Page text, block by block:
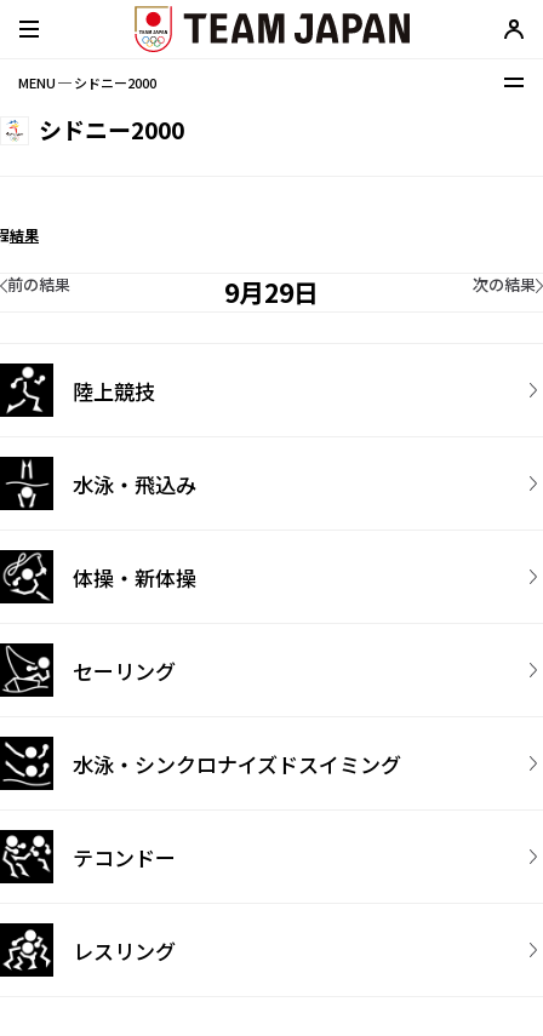
MENU ─ シドニー2000
シドニー2000
結果
9月29日
前の結果 次の結果
陸上競技
水泳・飛込み
体操・新体操
セーリング
水泳・シンクロナイズドスイミング
テコンドー
レスリング